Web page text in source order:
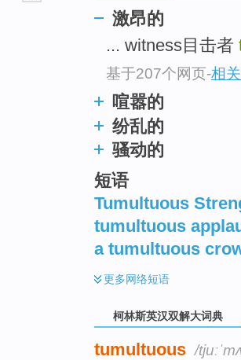
激昂的
... witness目击者
基于207个网页-相
喧嚣的
纷乱的
骚动的
短语
Tumultuous
tumultuous
a tumultuous
更多网络短语
柯林斯英汉双解大词典
tumultuous /